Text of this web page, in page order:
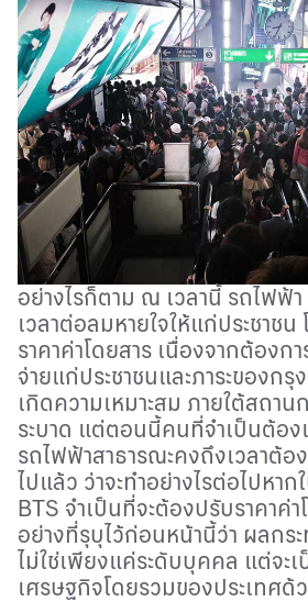
อย่างไรก็ตาม ณ เวลานี้ รถไฟฟ้า
เวลาต่อลมหายใจให้แก่ประชาช
ราคาค่าโดยสาร เนื่องจากต้องก
จ่ายแก่ประชาชนและภาระของก
เกิดความเหมาะสม ภายใต้สถา
ระบาด แต่ตอนนี้คนที่จำเป็นต้อง
รถไฟฟ้าสาธารณะคงถึงเวลาต้
ไปแล้ว ว่าจะทำอย่างไรต่อไปหา
BTS จำเป็นที่จะต้องปรับราคาค่
อย่างที่รุบุไว้ก่อนหน้านี้ว่า ผลกร
ไม่ใช่เพียงแค่ระดับบุคคล แต่จะ
เศรษฐกิจโดยรวมของประเทศด้